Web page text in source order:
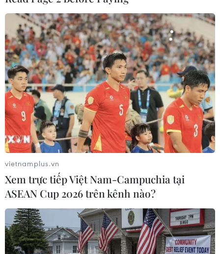
#Phi hạt nhân hóa Triều Tiên
#Vũ khí hạt nhân
#Trừng phạt kinh tế
#Mike Pompeo
Mỹ
Triều Tiên
Theo dõi VietnamPlus
vietnamplus.vn
Xem trực tiếp Việt Nam-Campuchia tại
ASEAN Cup 2026 trên kênh nào?